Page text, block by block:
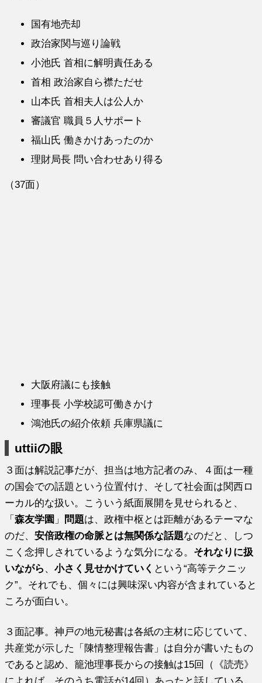
国有地売却
政治家関与巡り論戦
小池氏 首相に解明責任ある
首相 政治家自ら襟ただせ
山本氏 首相夫人は公人か
審議官 職員５人サポート
福山氏 働きかけあったのか
理財局長 問い合わせあり得る
（37面）
大阪府議にも接触
理事長 小学校認可働きかけ
鴻池氏の紹介依頼 兵庫県議に
uttiiの眼
３面は解説記事だが、担当は地方記者のみ、４面は一種
の国会での話題という位置付け、そして社会面は関西ロ
ーカル的な扱い。こういう紙面展開を見せられると、
「森友学園 」 問題は、政権中枢とは距離があるテーマな
のだ、安倍政権の命脈とは無関係な話題なのだと、しつ
こく念押しされているような気分になる。 それなりに扱
いながら 、小さく見せかけていく という“高等テクニッ
ク”。それでも、個々には興味深い内容が含まれていると
ころが面白い。
３面記事。神戸の地元秘書は各紙の主材に応じていて、
共産党が示した「陳情整理報告書」は自分が書いたもの
であると認め、籠池理事長からの接触は15回（《読売》